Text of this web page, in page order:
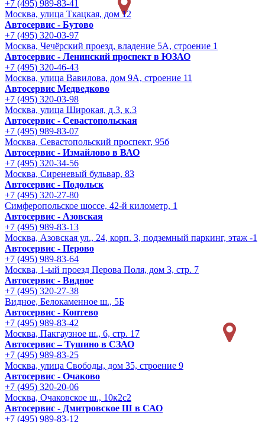
+7 (495) 989-83-41
Москва, улица Ткацкая, дом 12
Автосервис - Бутово
+7 (495) 320-03-97
Москва, Чечёрский проезд, владение 5А, строение 1
Автосервис - Ленинский проспект в ЮЗАО
+7 (495) 320-46-43
Москва, улица Вавилова, дом 9A, строение 11
Автосервис Медведково
+7 (495) 320-03-98
Москва, улица Широкая, д.3, к.3
Автосервис - Cевастопольская
+7 (495) 989-83-07
Москва, Севастопольский проспект, 95б
Автосервис - Измайлово в ВАО
+7 (495) 320-34-56
Москва, Сиреневый бульвар, 83
Автосервис - Подольск
+7 (495) 320-27-80
Симферопольское шоссе, 42-й километр, 1
Автосервис - Азовская
+7 (495) 989-83-13
Москва, Азовская ул., 24, корп. 3, подземный паркинг, этаж -1
Автосервис - Перово
+7 (495) 989-83-64
Москва, 1-ый проезд Перова Поля, дом 3, стр. 7
Автосервис - Видное
+7 (495) 320-27-38
Видное, Белокаменное ш., 5Б
Автосервис - Коптево
+7 (495) 989-83-42
Москва, Пакгаузное ш., 6, стр. 17
Автосервис – Тушино в СЗАО
+7 (495) 989-83-25
Москва, улица Свободы, дом 35, строение 9
Автосервис - Очаково
+7 (495) 320-20-06
Москва, Очаковское ш., 10к2с2
Автосервис - Дмитровское Ш в САО
+7 (495) 989-83-12